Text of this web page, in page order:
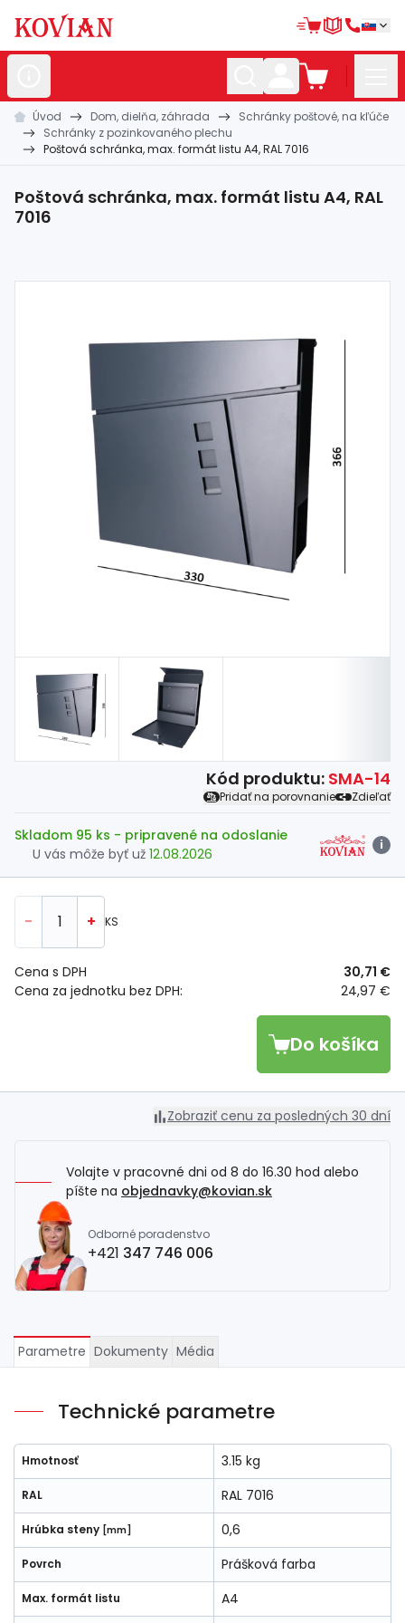
Nerezovépolotovary
Hliníkovépolotovary
Kovanépolotovary
Dom, dielňa,záhrada
materiál
materiál
Úvod Dom, dielňa, záhrada
Schránky poštové, na kľúče
Schránky z pozinkovaného plechu
Poštová schránka, max. formát listu A4, RAL 7016
Poštová schránka, max. formát listu A4, RAL
7016
Kód produktu: SMA-14
Pridať na porovnanie Zdieľať
Skladom 95 ks - pripravené na odoslanie
U vás môže byť už 12.08.2026
i
- + KS
Cena za jednotku bez DPH: 24,97 €
Cena s DPH 30,71 €
Do košíka
Zobraziť cenu za posledných 30 dní
Volajte v pracovné dni od 8 do 16.30 hod alebo
píšte na objednavky@kovian.sk
Odborné poradenstvo
+421 347 746 006
Parametre Dokumenty Média
Technické parametre
Hmotnosť 3.15 kg
RAL RAL 7016
Hrúbka steny [mm] 0,6
Povrch Prášková farba
Max. formát listu A4